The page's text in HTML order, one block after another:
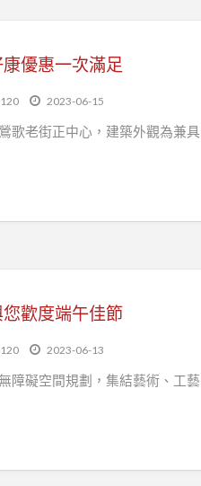
優惠一次滿足
2023-06-15
歌老街正中心，建築外觀為兼具
歡度端午佳節
2023-06-13
障礙空間規劃，集結藝術、工藝